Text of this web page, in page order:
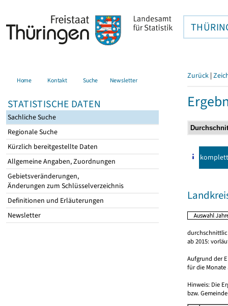
Home Kontakt Suche Newsletter
STATISTISCHE DATEN
Sachliche Suche
Regionale Suche
Kürzlich bereitgestellte Daten
Allgemeine Angaben, Zuordnungen
Gebietsveränderungen,
Änderungen zum Schlüsselverzeichnis
Definitionen und Erläuterungen
Newsletter
Zurück |
komplett
ab 2015:
Aufgrund der
für die Monate
Hinweis: Die
bzw.